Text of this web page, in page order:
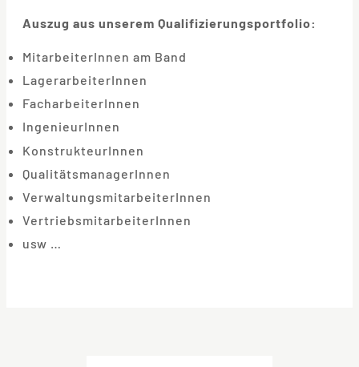
Auszug aus unserem Qualifizierungsportfolio:
MitarbeiterInnen am Band
LagerarbeiterInnen
FacharbeiterInnen
IngenieurInnen
KonstrukteurInnen
QualitätsmanagerInnen
VerwaltungsmitarbeiterInnen
VertriebsmitarbeiterInnen
usw …